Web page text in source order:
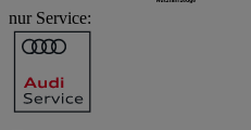
nur Service: